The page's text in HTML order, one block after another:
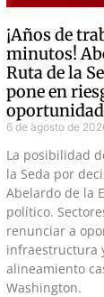
¡Años de
minutos!
Ruta de la
pone en
6 de agosto de
La posibilidad
la Seda por
Abelardo de la
político.
renunciar a
infraestructura
alineamiento
Washington.